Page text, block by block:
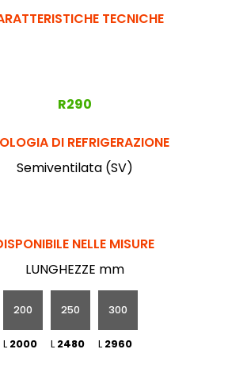
TECNICHE
R290
DI REFRIGERAZIONE
Semiventilata (SV)
NELLE MISURE
LUNGHEZZE mm
200
L2000
250
L2480
300
L2960